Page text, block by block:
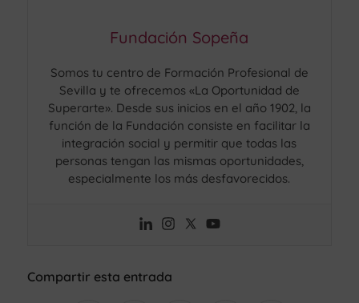
Fundación Sopeña
Somos tu centro de Formación Profesional de
Sevilla y te ofrecemos «La Oportunidad de
Superarte». Desde sus inicios en el año 1902, la
función de la Fundación consiste en facilitar la
integración social y permitir que todas las
personas tengan las mismas oportunidades,
especialmente los más desfavorecidos.
Compartir esta entrada